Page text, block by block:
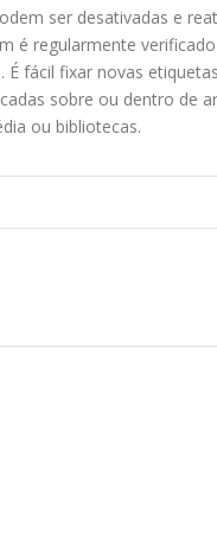
ser desativadas e
é regularmente
É fácil fixar novas
sobre ou dentro de
ou bibliotecas.